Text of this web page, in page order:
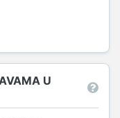
U